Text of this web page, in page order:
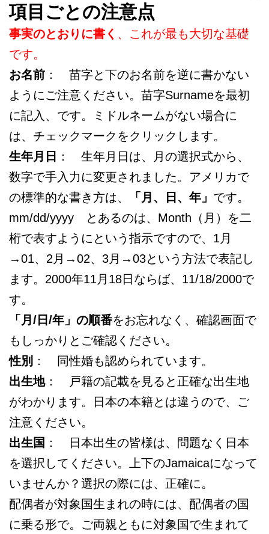
項目ごとの注意点
事実のとおりに書く 、これが最も大切な基礎
です。
お名前 ： 苗字と下のお名前を逆に書かない
ようにご注意ください。苗字Surnameを最初
に記入、です。ミドルネームがない場合に
は、チェックマークをクリックします。
生年月日 ： 生年月日は、月の選択式から、
数字で手入力に変更されました。アメリカで
の標準的な書き方は、
「月、日、年」 です。
mm/dd/yyyy とあるのは、Month（月）を二
桁で表すようにという指示ですので、1月
→01、2月→02、3月→03という方法で表記し
ます。2000年11月18日ならば、11/18/2000で
す。
「月/日/年」の順番をお忘れなく、確認画面で
もしっかりとご確認ください。
性別 ： 同性婚も認められています。
出生地： 戸籍の記載を見ると正確な出生地
がわかります。日本の本籍とは違うので、ご
注意ください。
出生国 ： 日本出生の皆様は、問題なく日本
を選択してください。上下のJamaicaになって
いませんか？選択の際には、正確に。
配偶者が対象国生まれの時には、配偶者の国
に乗る形で。ご両親ともに対象国で生まれて